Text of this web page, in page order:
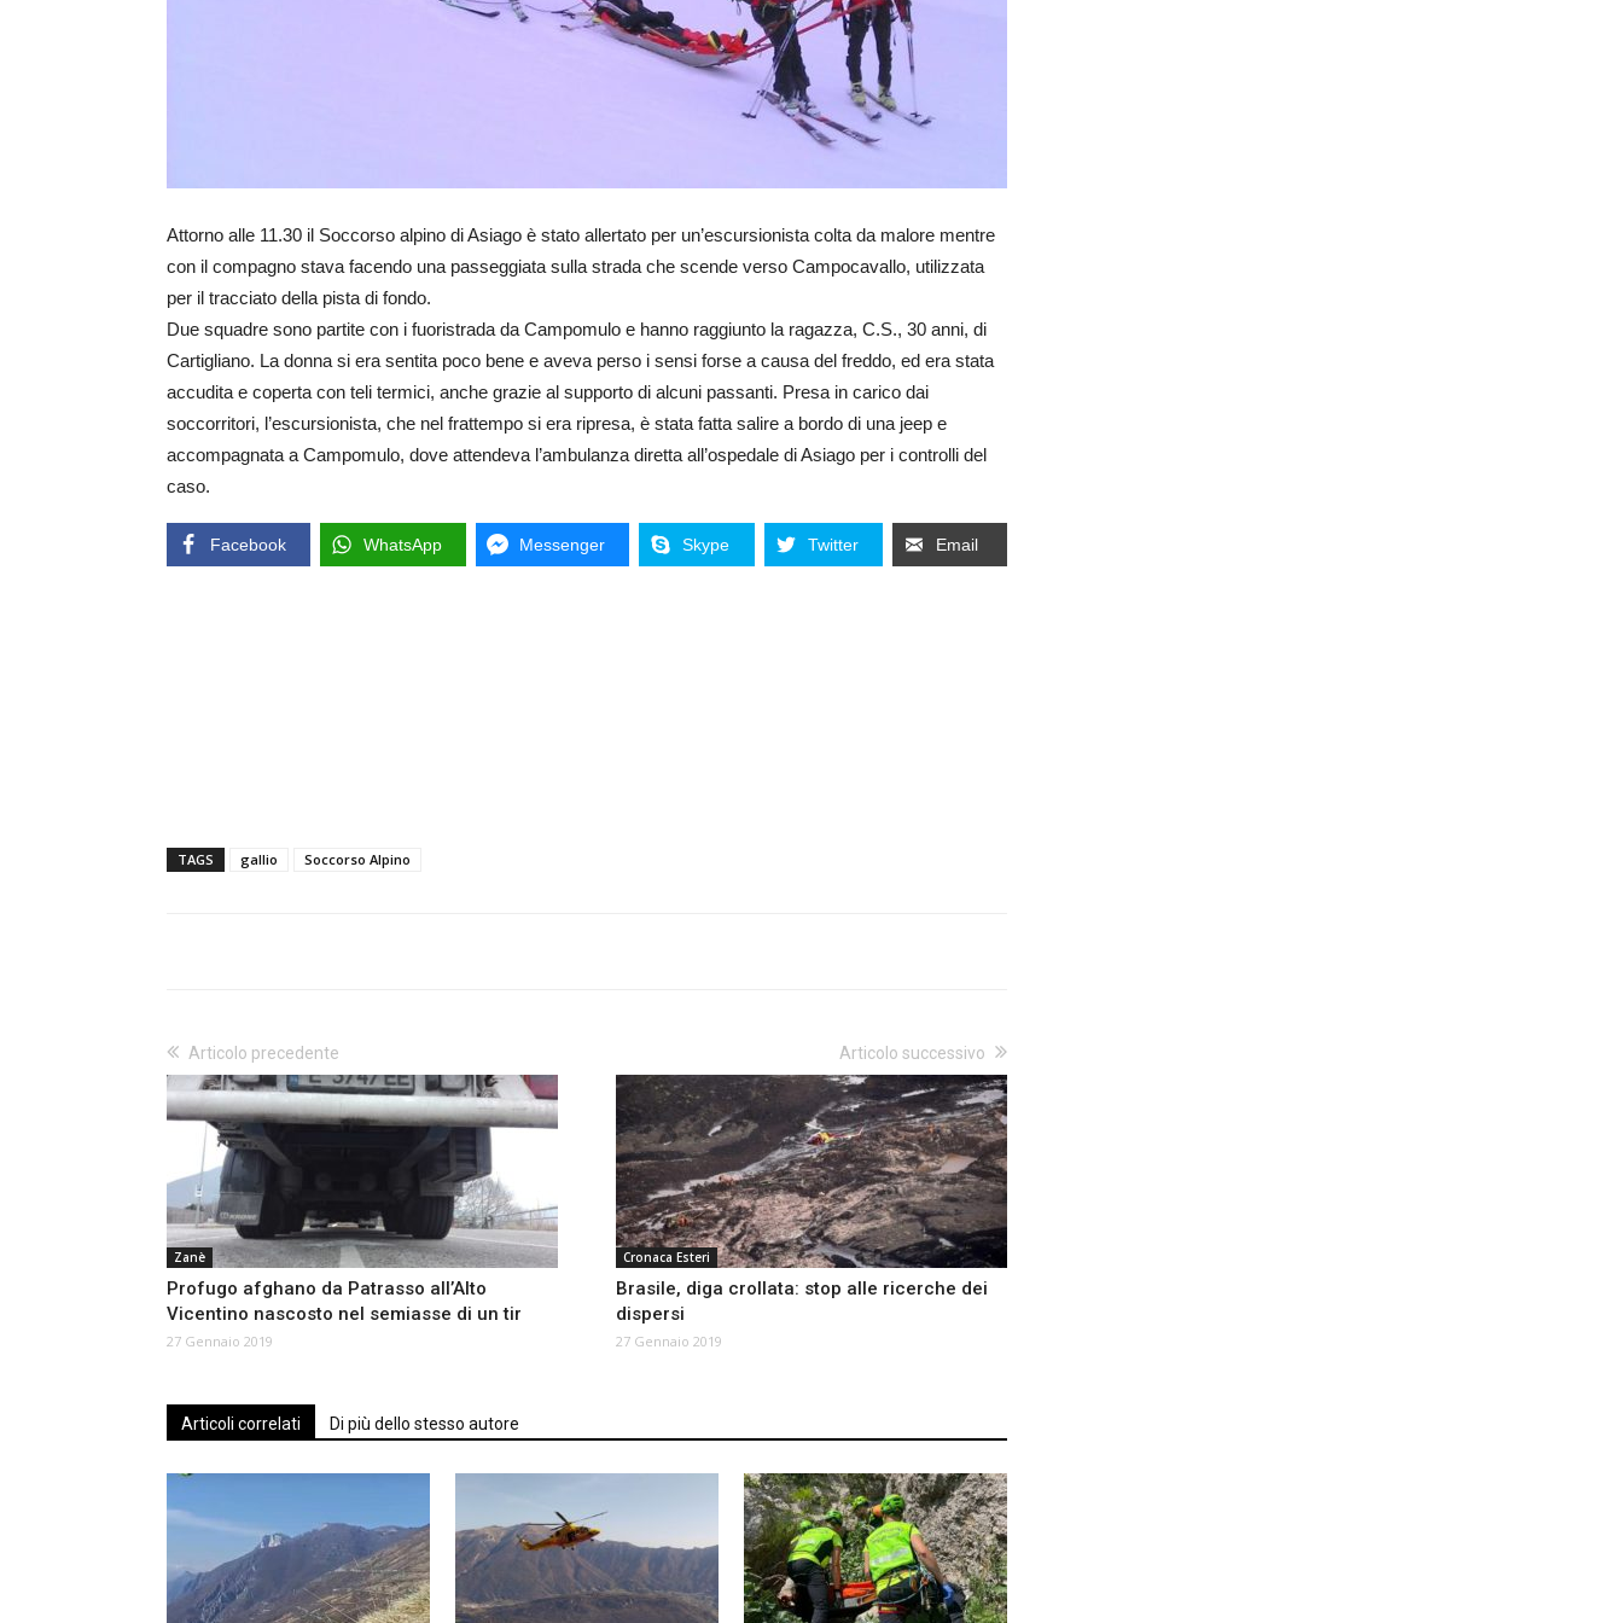
Attorno alle 11.30 il Soccorso alpino di Asiago è stato allertato per un’escursionista colta da malore mentre
con il compagno stava facendo una passeggiata sulla strada che scende verso Campocavallo, utilizzata
per il tracciato della pista di fondo.
Due squadre sono partite con i fuoristrada da Campomulo e hanno raggiunto la ragazza, C.S., 30 anni, di
Cartigliano. La donna si era sentita poco bene e aveva perso i sensi forse a causa del freddo, ed era stata
accudita e coperta con teli termici, anche grazie al supporto di alcuni passanti. Presa in carico dai
soccorritori, l’escursionista, che nel frattempo si era ripresa, è stata fatta salire a bordo di una jeep e
accompagnata a Campomulo, dove attendeva l’ambulanza diretta all’ospedale di Asiago per i controlli del
caso.
Facebook WhatsApp Messenger Skype Twitter Email
TAGS gallio Soccorso Alpino
Articolo precedente
Zanè
Profugo afghano da Patrasso all’Alto
Vicentino nascosto nel semiasse di un tir
27 Gennaio 2019
Articolo successivo
Cronaca Esteri
Brasile, diga crollata: stop alle ricerche dei
dispersi
27 Gennaio 2019
Articoli correlati Di più dello stesso autore